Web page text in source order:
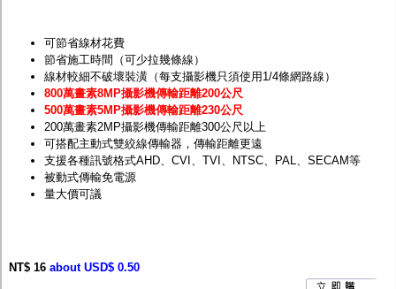
網路線
懶人線.同軸線.花線
線頭.插座.延長線.HDMI線
集線盒.防水盒.配線盒
變壓器.避雷器
轉接頭
偽裝嚇阻假監視器. 警示防盜貼紙
行車紀錄器.車用插座配件
電腦工業機殼
客訂商品
可節省線材花費
節省施工時間（可少拉幾條線）
線材較細不破壞裝潢（每支攝影機只須使用1/4條網路線）
800萬畫素8MP攝影機傳輸距離200公尺
500萬畫素5MP攝影機傳輸距離230公尺
200萬畫素2MP攝影機傳輸距離300公尺以上
可搭配主動式雙絞線傳輸器，傳輸距離更遠
支援各種訊號格式AHD、CVI、TVI、NTSC、PAL、SECAM等
被動式傳輸免電源
量大價可議
NT$ 16 about USD$ 0.50